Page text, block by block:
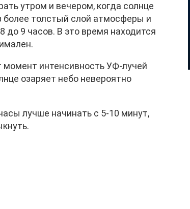
утром и вечером, когда солнце
более толстый слой атмосферы и
9 часов. В это время находится
интенсивность УФ-лучей
озаряет небо невероятно
лучше начинать с 5-10 минут,